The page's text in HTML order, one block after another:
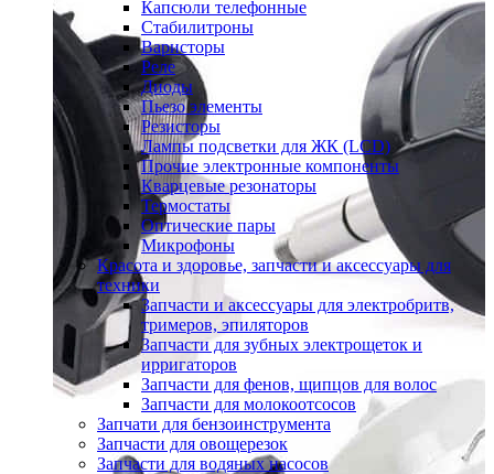
Капсюли телефонные
Стабилитроны
Варисторы
Реле
Диоды
Пьезо элементы
Резисторы
Лампы подсветки для ЖК (LCD)
Прочие электронные компоненты
Кварцевые резонаторы
Термостаты
Оптические пары
Микрофоны
Красота и здоровье, запчасти и аксессуары для
техники
Запчасти и аксессуары для электробритв,
тримеров, эпиляторов
Запчасти для зубных электрощеток и
ирригаторов
Запчасти для фенов, щипцов для волос
Запчасти для молокоотсосов
Запчати для бензоинструмента
Запчасти для овощерезок
Запчасти для водяных насосов